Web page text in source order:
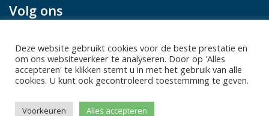
Volg ons
Privacy statement|Sitemap|Disclaimer
Deze website gebruikt cookies voor de beste prestatie en
om ons websiteverkeer te analyseren. Door op 'Alles
accepteren' te klikken stemt u in met het gebruik van alle
cookies. U kunt ook gecontroleerd toestemming te geven.
Voorkeuren Alles accepteren